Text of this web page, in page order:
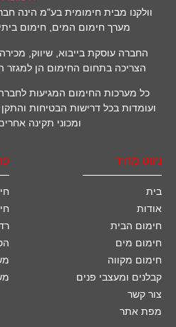
וולקנו מבית חימומית בע"מ הינה
מערך חימום המים, חימום ביתי
החברה עוסקת בייבוא, שיווק,
הצריכה בתחום החימום הן למגזר
כל מערכות החימום המגיעות
ועומדות בכל דרישות הבטיחות
ומכוני תקינה
ניווט מהיר
בית
אודות
חימום הבית
חימום מים
חימום מקווה
קבלנים ומעצבי פנים
צור קשר
מפת אתר